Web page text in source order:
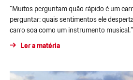
“Muitos perguntam quão rápido é um
perguntar: quais sentimentos ele
carro soa como um instrumento musical.”
Ler a matéria